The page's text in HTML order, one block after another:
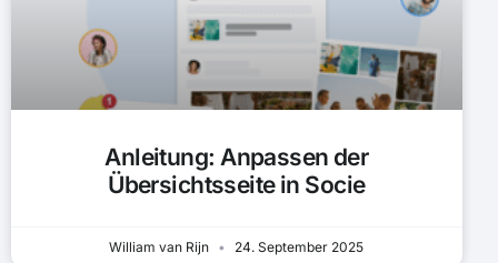
Anleitung: Anpassen der
Übersichtsseite in Socie
William van Rijn 24. September 2025